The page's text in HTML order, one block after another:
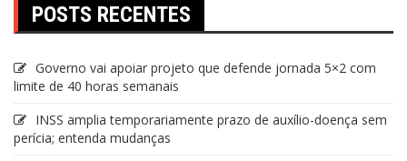
POSTS RECENTES
Governo vai apoiar projeto que defende jornada 5×2 com
limite de 40 horas semanais
INSS amplia temporariamente prazo de auxílio-doença sem
perícia; entenda mudanças